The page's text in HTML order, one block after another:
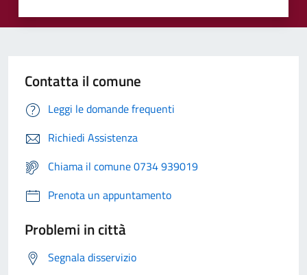
Contatta il comune
Leggi le domande frequenti
Richiedi Assistenza
Chiama il comune 0734 939019
Prenota un appuntamento
Problemi in città
Segnala disservizio